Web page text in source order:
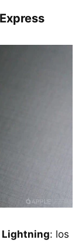
Lightning: los